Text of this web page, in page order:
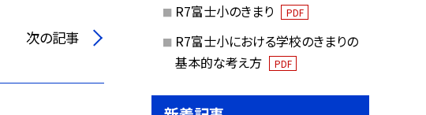
次の記事
R7富士小のきまり PDF
R7富士小における学校のきまりの
基本的な考え方
PDF